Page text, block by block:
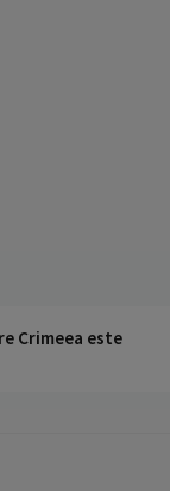
Crimeea este